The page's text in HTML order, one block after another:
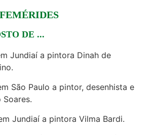
DE ...
Jundiaí a pintora Dinah de
São Paulo a pintor, desenhista e
Jundiaí a pintora Vilma Bardi.